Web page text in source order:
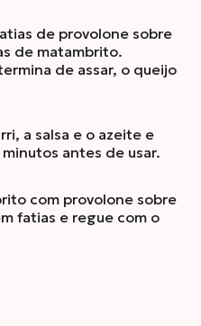
de provolone sobre
de matambrito.
de assar, o queijo
a salsa e o azeite e
antes de usar.
com provolone sobre
fatias e regue com o